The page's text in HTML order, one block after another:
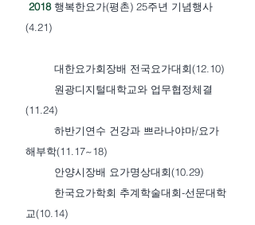
2018행복한요가(평촌) 25주년 기념행사
(4.21)
대한요가회장배 전국요가대회(12.10)
원광디지털대학교와 업무협정체결
(11.24)
하반기연수 건강과 쁘라나야마/요가
해부학(11.17~18)
안양시장배 요가명상대회(10.29)
한국요가학회 추계학술대회-선문대학
교(10.14)